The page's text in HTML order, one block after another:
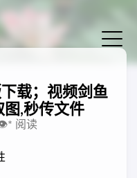
载；视频剑鱼
图,秒传文件
* 阅读